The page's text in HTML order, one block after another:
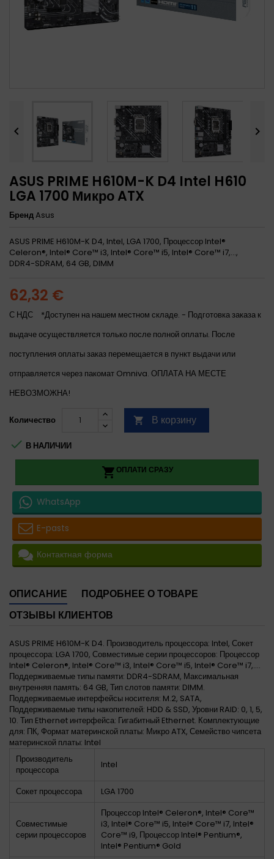
 
ASUS PRIME H610M-K D4 Intel H610
LGA 1700 Микро ATX
БрендAsus
ASUS PRIME H610M-K D4, Intel, LGA 1700, Процессор Intel®
Celeron®, Intel® Core™ i3, Intel® Core™ i5, Intel® Core™ i7,...,
DDR4-SDRAM, 64 GB, DIMM
62,32 €
С НДС
*Доступен на нашем местном складе. - Подготовка заказа к
выдаче осуществляется только после полной оплаты. После
поступления оплаты заказ перемещается в пункт выдачи или
отправляется через пакомат Omniva. ОПЛАТА НА МЕСТЕ
НЕВОЗМОЖНА!
Количество  В корзину
 В НАЛИЧИИ
ОПЛАТИ СРАЗУ
WhatsApp
E-pasts
Контактная форма
ОПИСАНИЕ
ПОДРОБНЕЕ О ТОВАРЕ
ОТЗЫВЫ КЛИЕНТОВ
ASUS PRIME H610M-K D4. Производитель процессора: Intel, Сокет
процессора: LGA 1700, Совместимые серии процессоров: Процессор
Intel® Celeron®, Intel® Core™ i3, Intel® Core™ i5, Intel® Core™ i7,....
Поддерживаемые типы памяти: DDR4-SDRAM, Максимальная
внутренняя память: 64 GB, Тип слотов памяти: DIMM.
Поддерживаемые интерфейсы носителя: M.2, SATA,
Поддерживаемые типы накопителей: HDD & SSD, Уровни RAID: 0, 1, 5,
10. Тип Ethernet интерфейса: Гигабитный Ethernet. Комплектующие
для: ПК, Формат материнской платы: Микро ATX, Семейство чипсета
материнской платы: Intel
Производитель
процессора
Intel
Сокет процессора LGA 1700
Совместимые
серии процессоров
Процессор Intel® Celeron®, Intel® Core™
i3, Intel® Core™ i5, Intel® Core™ i7, Intel®
Core™ i9, Процессор Intel® Pentium®,
Intel® Pentium® Gold